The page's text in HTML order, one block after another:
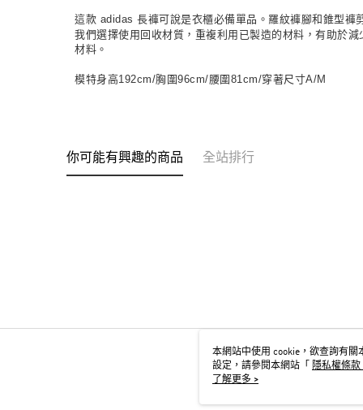
這款 adidas 長褲可說是衣櫃必備單品。羅紋褲腳和錐型
我們選擇使用回收材質，重複利用已製造的材料，有助於
材料。
模特身高192cm/胸圍96cm/腰圍81cm/穿著尺寸A/M
你可能有興趣的商品 全站排行
本網站中使用 cookie，欲查詢有關
設定，請參閱本網站「
隱私權條款
用 cookie。
了解更多 >